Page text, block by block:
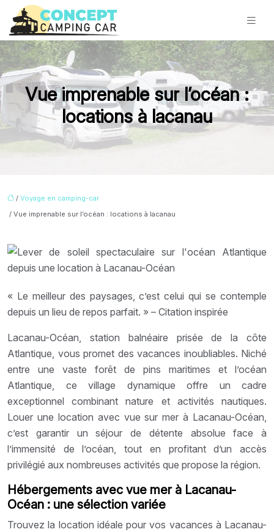
Vue imprenable sur l’océan :
locations à lacanau
/ Voyage en camping-car
/ Vue imprenable sur l’océan : locations à lacanau
« Le meilleur des paysages, c’est celui qui se contemple
depuis un lieu de repos parfait. » – Citation inspirée
Lacanau-Océan, station balnéaire prisée de la côte
Atlantique, vous promet des vacances inoubliables. Niché
entre une vaste forêt de pins maritimes et l’océan
Atlantique, ce village dynamique offre un cadre
exceptionnel combinant nature et activités nautiques.
Louer une location avec vue sur mer à Lacanau-Océan,
c’est garantir un séjour de détente absolue face à
l’immensité de l’océan, tout en profitant d’un accès
privilégié aux nombreuses activités que propose la région.
Hébergements avec vue mer à Lacanau-
Océan : une sélection variée
Trouvez la location idéale pour vos vacances à Lacanau-